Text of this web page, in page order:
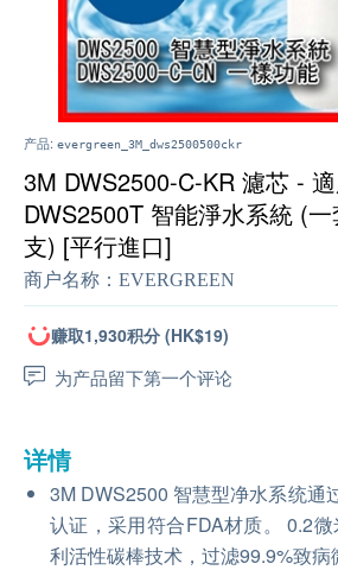
产品: evergreen_3M_dws2500500ckr
3M DWS2500-C-KR 濾芯 -
DWS2500T 智能淨水系統 (
支) [平行進口]
商户名称： EVERGREEN
赚取1,930积分 (HK$19)
为产品留下第一个评论
详情
3M DWS2500 智慧型净水系统通
认证，采用符合FDA材质。 0.2
利活性碳棒技术，过滤99.9%致病